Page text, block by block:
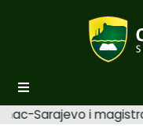
Sarajevo i